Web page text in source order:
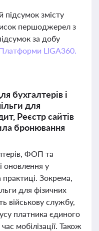
змісту
першоджерел з
за добу
Платформи LIGA360.
бухгалтерів і
для
Реєстр сайтів
бронювання
ФОП та
оновлення у
практиці. Зокрема,
для фізичних
військову службу,
платника єдиного
мобілізації. Також